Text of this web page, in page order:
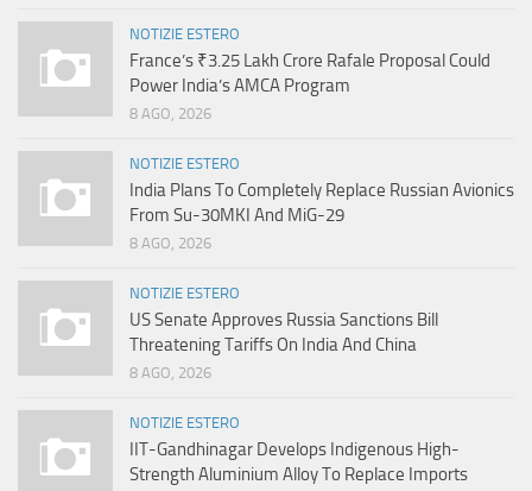
NOTIZIE ESTERO
France’s ₹3.25 Lakh Crore Rafale Proposal Could
Power India’s AMCA Program
8 AGO, 2026
NOTIZIE ESTERO
India Plans To Completely Replace Russian Avionics
From Su-30MKI And MiG-29
8 AGO, 2026
NOTIZIE ESTERO
US Senate Approves Russia Sanctions Bill
Threatening Tariffs On India And China
8 AGO, 2026
NOTIZIE ESTERO
IIT-Gandhinagar Develops Indigenous High-
Strength Aluminium Alloy To Replace Imports